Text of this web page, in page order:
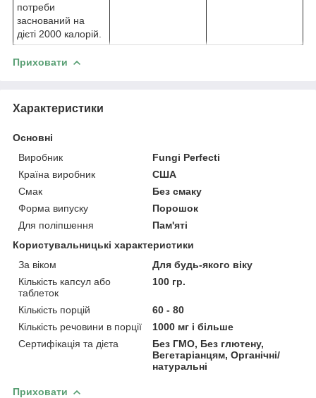
потреби
заснований на
дієті 2000 калорій.
Приховати
Характеристики
Основні
Виробник
Fungi Perfecti
Країна виробник
США
Смак
Без смаку
Форма випуску
Порошок
Для поліпшення
Пам'яті
Користувальницькі характеристики
За віком
Для будь-якого віку
Кількість капсул або
таблеток
100 гр.
Кількість порцій
60 - 80
Кількість речовини в порції
1000 мг і більше
Сертифікація та дієта
Без ГМО, Без глютену,
Вегетаріанцям, Органічні/
натуральні
Приховати